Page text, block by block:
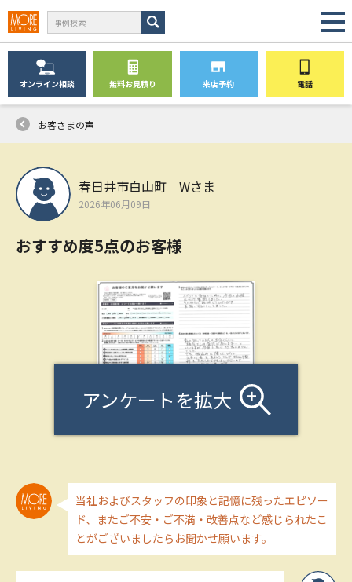
オンライン相談 無料お見積り 来店予約 電話
お客さまの声
春日井市白山町 Wさま
2026年06月09日
おすすめ度5点のお客様
アンケートを拡大
当社およびスタッフの印象と記憶に残ったエピソー
ド、またご不安・ご不満・改善点など感じられたこ
とがございましたらお聞かせ願います。